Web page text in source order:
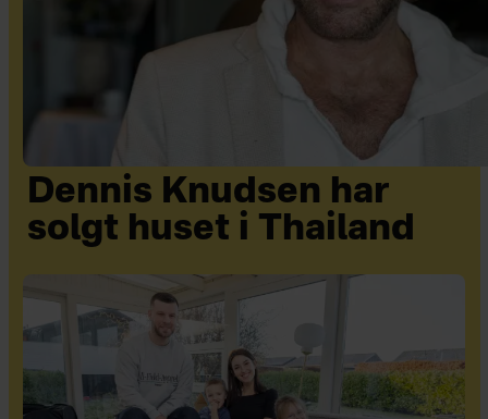
Dennis Knudsen har
solgt huset i Thailand